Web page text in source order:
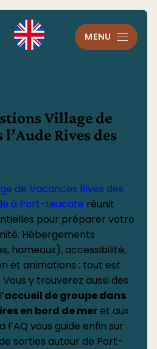
MENU
Village de
Rives des
de Vacances Rives des
à Port-Leucate réunit
pour préparer votre
Hébergements
hameaux), accessibilité,
et animations : tout est
y trouverez aussi des
accueil de groupe dans
en bord de meret aux
FAQ vous guide enfin sur
sorties autour de Port-